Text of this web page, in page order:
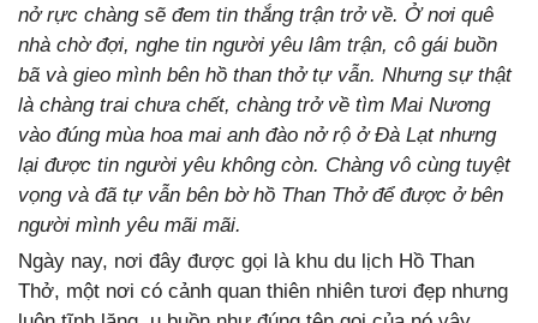
nở rực chàng sẽ đem tin thắng trận trở về. Ở nơi quê
nhà chờ đợi, nghe tin người yêu lâm trận, cô gái buồn
bã và gieo mình bên hồ than thở tự vẫn. Nhưng sự thật
là chàng trai chưa chết, chàng trở về tìm Mai Nương
vào đúng mùa hoa mai anh đào nở rộ ở Đà Lạt nhưng
lại được tin người yêu không còn. Chàng vô cùng tuyệt
vọng và đã tự vẫn bên bờ hồ Than Thở để được ở bên
người mình yêu mãi mãi.
Ngày nay, nơi đây được gọi là khu du lịch Hồ Than
Thở, một nơi có cảnh quan thiên nhiên tươi đẹp nhưng